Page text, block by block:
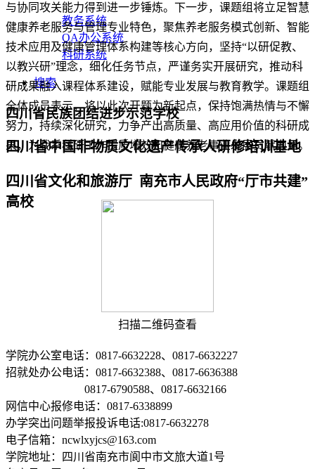
教务系统
OA办公系统
科研系统
搜索
四川省民族团结进步示范学校
四川省中国非物质文化遗产传承人研修培训基地
四川省文化和旅游厅 南充市人民政府“厅市共建”
高校
与协同攻关能力得到进一步锤炼。下一步，课题组将立足智慧
健康养老服务与管理专业特色，聚焦养老服务模式创新、智能
技术应用及健康管理体系构建等核心方向，坚持“以研促教、
以教兴研”理念，细化任务节点，严谨务实开展研究，推动科
研成果融入课程体系建设，赋能专业发展与教育教学。课题组
全体成员表示，将以此次开题为新起点，保持饱满热情与不懈
努力，持续深化研究，力争产出高质量、高应用价值的科研成
果，为我系科研工作提质增效和健康养老事业发展贡献力量。
扫描二维码查看
学院办公室电话：0817-6632228、0817-6632227
招就处办公电话：0817-6632388、0817-6636388
0817-6790588、0817-6632166
网信中心报修电话：0817-6338899
办学突出问题举报投诉电话:0817-6632278
电子信箱：ncwlxyjcs@163.com
学院地址：四川省南充市阆中市文旅大道1号